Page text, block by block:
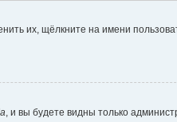
их, щёлкните на имени
, и вы будете видны только